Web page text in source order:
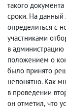
такого
сроки. На
определиться с
участниками
в
положением о
было принято
непонятно. Как
в проведении
он отметил, что